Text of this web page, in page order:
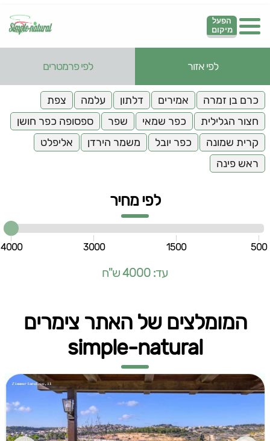
הפעל
מיקום
לפי אזור לפי פרמטרים
כרם בן זמרה אמירים דלתון עלמה
צפת
חצור הגלילית
כפר שמאי שפר
ספסופה כפר חושן
קרית שמונה
כפר יובל משמר הירדן
אליפלט
ראש פינה
לפי מחיר
500
1500
3000
4000
עד: 4000 ש"ח
המומלצים של האתר צימרים
simple-natural